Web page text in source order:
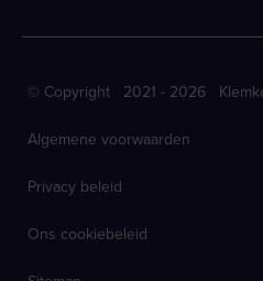
© Copyright 2021 - 2026
Algemene voorwaarden
Privacy beleid
Ons cookiebeleid